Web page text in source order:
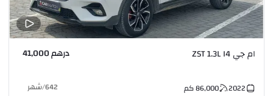
ام جي ZST 1.3L I4 درهم 41,000
2022
86,000كم 642
/شهر